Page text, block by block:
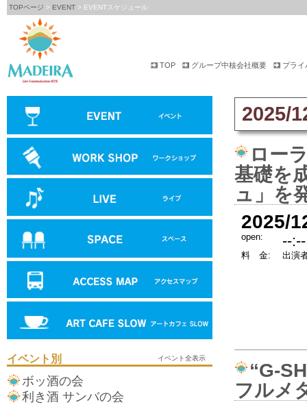
TOPページ > EVENT > EVENTスケジュール
TOP グループ中核会社概要 プライ
イベント別 イベント全表示
ボッ酒の会
利き酒 サンバの会
2025/
ロー
基礎を
ュ」を
2025/
open: --
料 金: 出演
“G-
フルメ